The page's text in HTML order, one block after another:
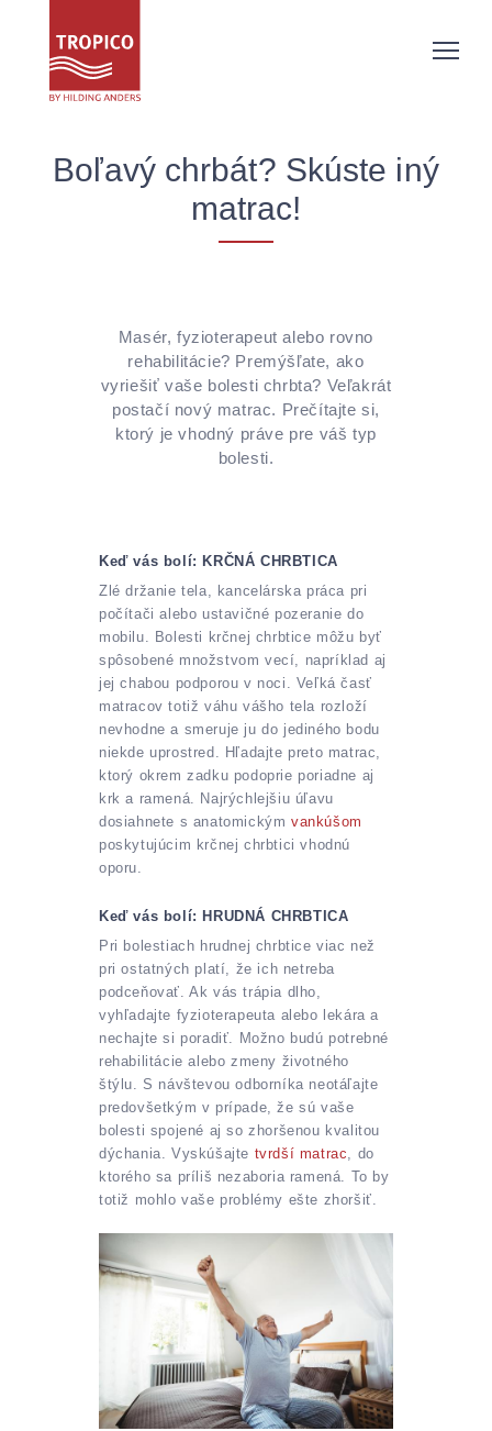
Boľavý chrbát? Skúste iný
matrac!
Masér, fyzioterapeut alebo rovno
rehabilitácie? Premýšľate, ako
vyriešiť vaše bolesti chrbta? Veľakrát
postačí nový matrac. Prečítajte si,
ktorý je vhodný práve pre váš typ
bolesti.
Keď vás bolí: KRČNÁ CHRBTICA
Zlé držanie tela, kancelárska práca pri
počítači alebo ustavičné pozeranie do
mobilu. Bolesti krčnej chrbtice môžu byť
spôsobené množstvom vecí, napríklad aj
jej chabou podporou v noci. Veľká časť
matracov totiž váhu vášho tela rozloží
nevhodne a smeruje ju do jediného bodu
niekde uprostred. Hľadajte preto matrac,
ktorý okrem zadku podoprie poriadne aj
krk a ramená. Najrýchlejšiu úľavu
dosiahnete s anatomickýmvankúšom
poskytujúcim krčnej chrbtici vhodnú
oporu.
Keď vás bolí: HRUDNÁ CHRBTICA
Pri bolestiach hrudnej chrbtice viac než
pri ostatných platí, že ich netreba
podceňovať. Ak vás trápia dlho,
vyhľadajte fyzioterapeuta alebo lekára a
nechajte si poradiť. Možno budú potrebné
rehabilitácie alebo zmeny životného
štýlu. S návštevou odborníka neotáľajte
predovšetkým v prípade, že sú vaše
bolesti spojené aj so zhoršenou kvalitou
dýchania. Vyskúšajte tvrdší matrac , do
ktorého sa príliš nezaboria ramená. To by
totiž mohlo vaše problémy ešte zhoršiť.